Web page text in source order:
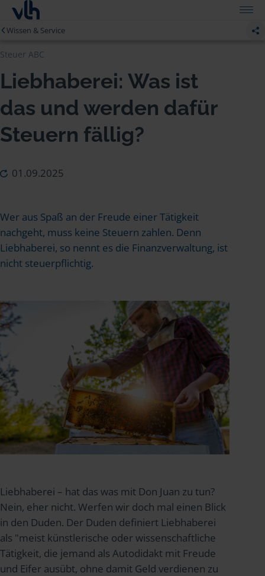
Wissen & Service
Steuer ABC
Liebhaberei: Was ist
das und werden dafür
Steuern fällig?
01.09.2025
Wer aus Spaß an der Freude einer Tätigkeit
nachgeht, muss keine Steuern zahlen. Denn
Liebhaberei, so nennt es die Finanzverwaltung, ist
nicht steuerpflichtig.
Liebhaberei – hat das was mit Don Juan zu tun?
Nein, eher nicht. Werfen wir doch mal einen Blick
in den Duden. Der Duden definiert Liebhaberei
als "meist künstlerische oder wissenschaftliche
Tätigkeit, die jemand als Autodidakt mit Freude
und Eifer ausübt, ohne damit Geld verdienen zu